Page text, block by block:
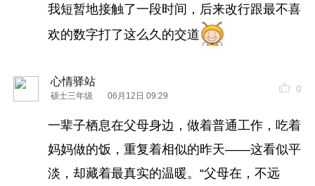
我短暂地接触了一段时间，后来改行跟最不喜
欢的数字打了这么久的交道
心情驿站
硕士三年级 06月12日 09:29
0
一辈子栖息在父母身边，做着普通工作，吃着
妈妈做的饭，重复着相似的昨天——这看似平
淡，却藏着最真实的温暖。“父母在，不远